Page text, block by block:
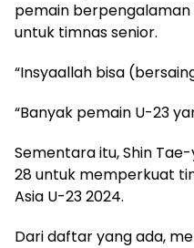
pemain
untuk timnas senior.
“Insyaallah bisa
“Banyak pemain U-23
Sementara itu, Shin
28 untuk memperkuat
Asia U-23 2024.
Dari daftar yang ada,